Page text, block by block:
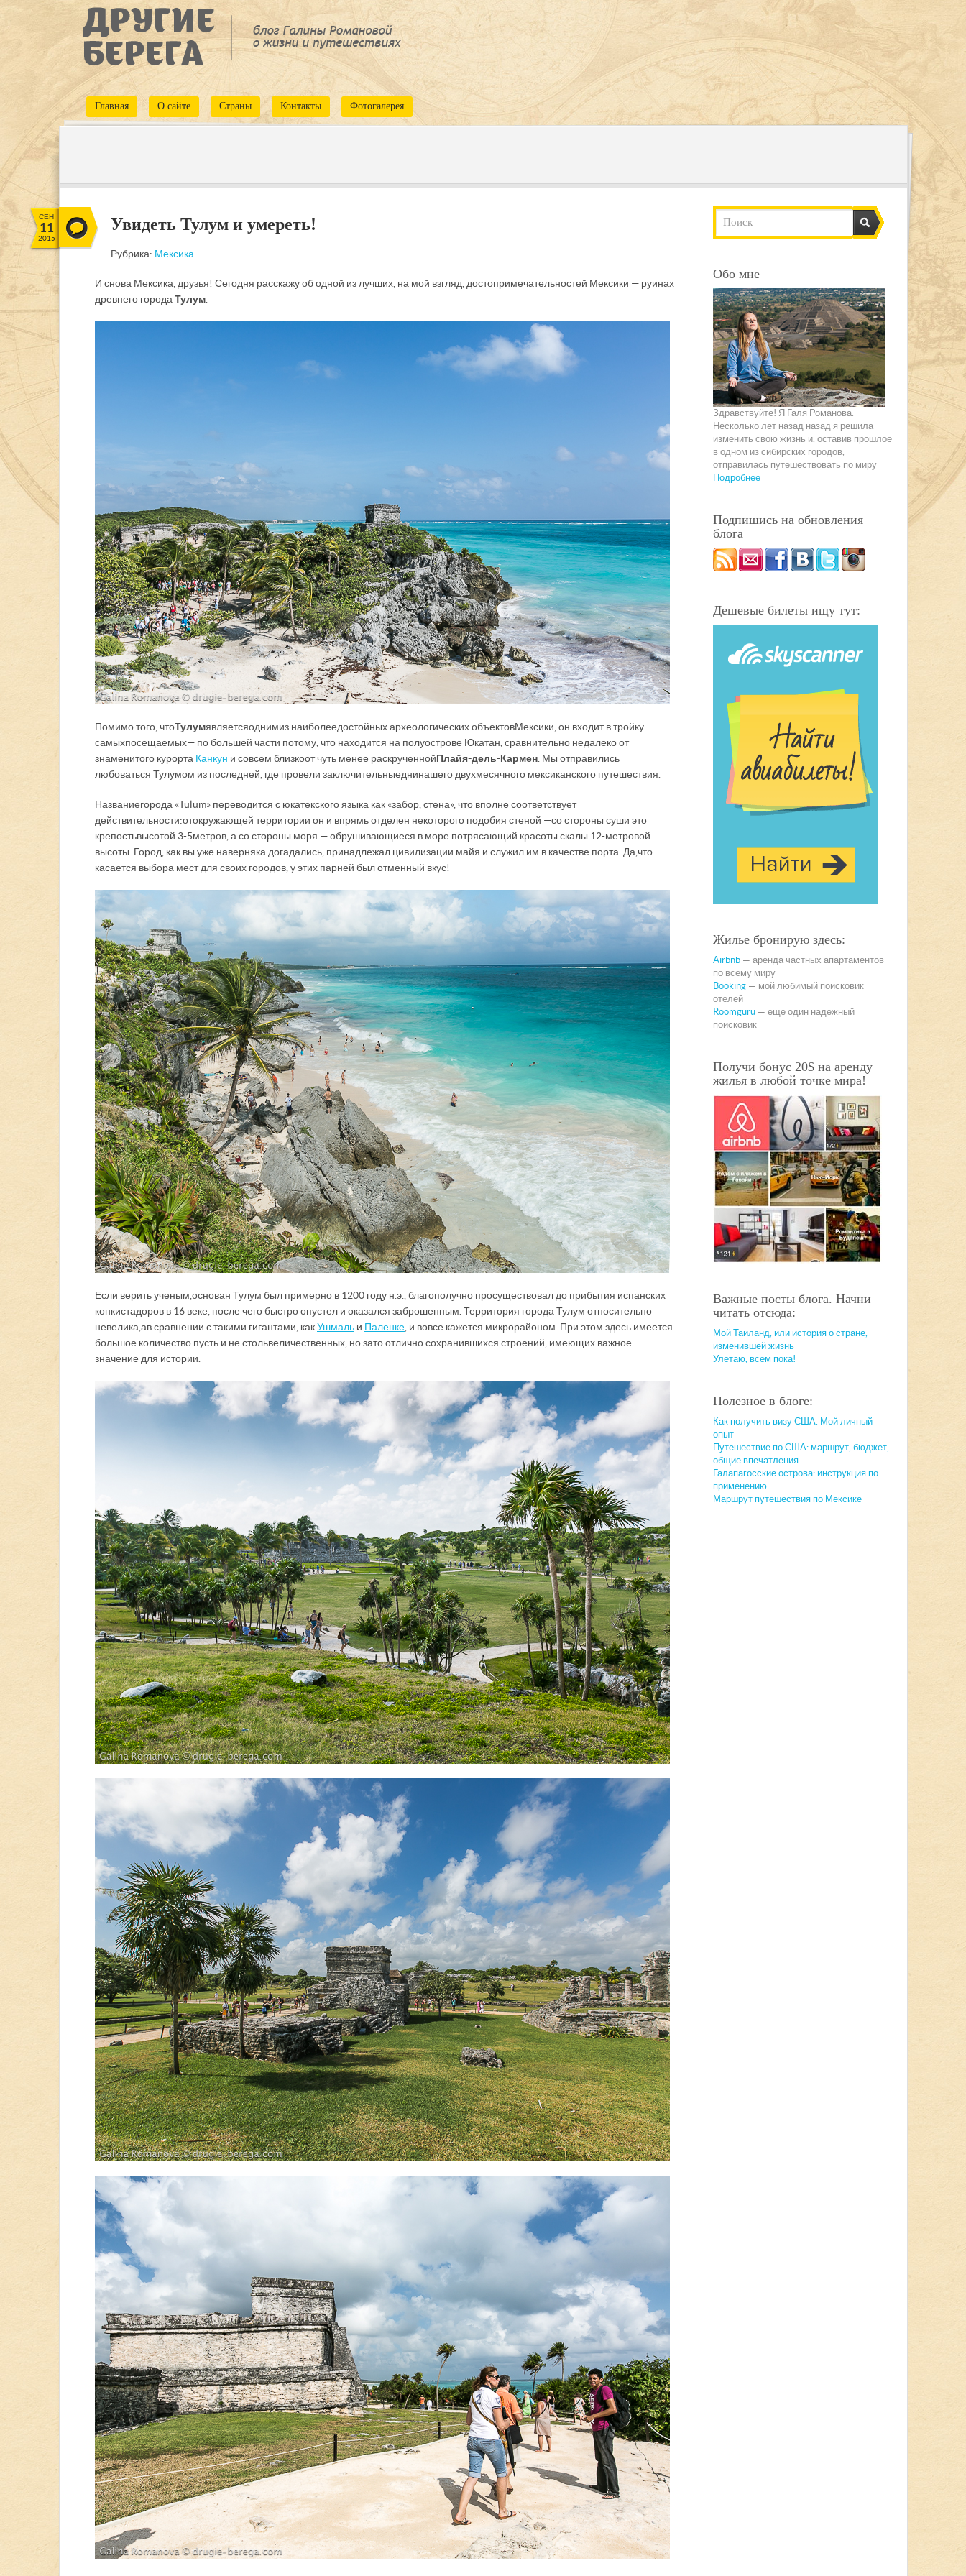
Главная О сайте Страны Контакты Фотогалерея
СЕН
11
2015
Увидеть Тулум и умереть!
Рубрика: Мексика
И снова Мексика, друзья! Сегодня расскажу об одной из лучших, на мой взгляд, достопримечательностей Мексики — руинах
древнего города Тулум
Помимо того, чтоТулумявляется одним из наиболее достойных археологических объектов Мексики, он входит в тройку
самых посещаемых — по большей части потому, что находится на полуострове Юкатан, сравнительно недалеко от
знаменитого курорта Канкун и совсем близко от чуть менее раскрученнойПлайя-дель-Кармен . Мы отправились
любоваться Тулумом из последней, где провели заключительные дни нашего двухмесячного мексиканского путешествия.
Название города «Tulum» переводится с юкатекского языка как «забор, стена», что вполне соответствует
действительности: от окружающей территории он и впрямь отделен некоторого подобия стеной — со стороны суши это
крепость высотой 3-5 метров, а со стороны моря — обрушивающиеся в море потрясающий красоты скалы 12-метровой
высоты. Город, как вы уже наверняка догадались, принадлежал цивилизации майя и служил им в качестве порта. Да, что
касается выбора мест для своих городов, у этих парней был отменный вкус!
Если верить ученым, основан Тулум был примерно в 1200 году н.э., благополучно просуществовал до прибытия испанских
конкистадоров в 16 веке, после чего быстро опустел и оказался заброшенным. Территория города Тулум относительно
невелика, а в сравнении с такими гигантами, какУшмаль и Паленке , и вовсе кажется микрорайоном. При этом здесь имеется
большое количество пусть и не столь величественных, но зато отлично сохранившихся строений, имеющих важное
значение для истории.
Обо мне
Здравствуйте! Я Галя Романова.
Несколько лет назад назад я решила
изменить свою жизнь и, оставив прошлое
в одном из сибирских городов,
отправилась путешествовать по миру
Подробнее
Подпишись на обновления
блога
Дешевые билеты ищу тут:
Жилье бронирую здесь:
Airbnb — аренда частных апартаментов
по всему миру
Booking — мой любимый поисковик
отелей
Roomguru — еще один надежный
поисковик
Получи бонус 20$ на аренду
жилья в любой точке мира!
Важные посты блога. Начни
читать отсюда:
Мой Таиланд, или история о стране,
изменившей жизнь
Улетаю, всем пока!
Полезное в блоге:
Как получить визу США. Мой личный
опыт
Путешествие по США: маршрут, бюджет,
общие впечатления
Галапагосские острова: инструкция по
применению
Маршрут путешествия по Мексике